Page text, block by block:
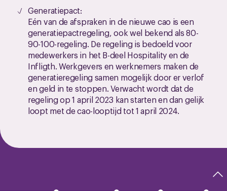
Generatiepact:
Eén van de afspraken in de nieuwe cao is een
generatiepactregeling, ook wel bekend als 80-
90-100-regeling. De regeling is bedoeld voor
medewerkers in het B-deel Hospitality en de
Infligth. Werkgevers en werknemers maken de
generatieregeling samen mogelijk door er verlof
en geld in te stoppen. Verwacht wordt dat de
regeling op 1 april 2023 kan starten en dan gelijk
loopt met de cao-looptijd tot 1 april 2024.